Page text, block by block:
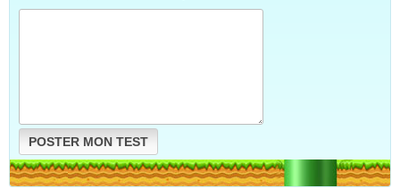
POSTER MON TEST